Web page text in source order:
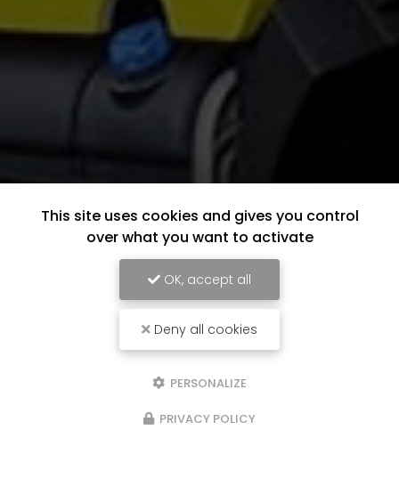
This site uses cookies and gives you control
over what you want to activate
OK, accept all
Deny all cookies
PERSONALIZE
PRIVACY POLICY